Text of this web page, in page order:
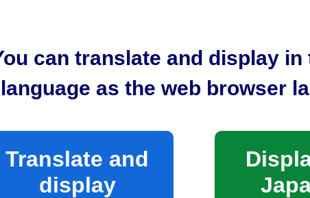
can translate and display in
language as the web browser
Translate and
display
消防を管理する市長としての最終考察
令和7年火災・救急・救助概要（概数）】